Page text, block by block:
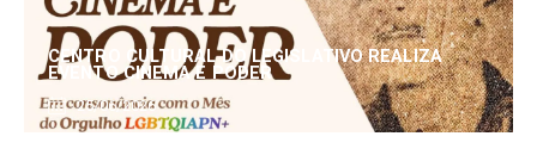
CENTRO CULTURAL DO LEGISLATIVO REALIZA
EVENTO CINEMA E PODER
25/06/2026